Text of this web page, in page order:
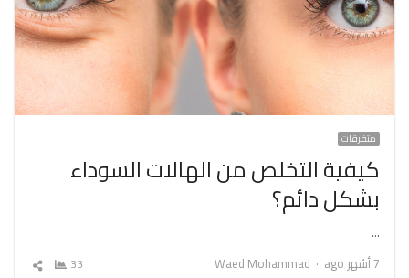
متفرقات
كيفية التخلص من الهالات السوداء
بشكل دائم؟
…
7 أشهر ago
Author
Waed Mohammad
33
شارك